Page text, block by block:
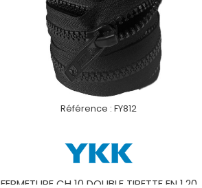
Référence : FY812
FERMETURE CH 10 DOUBLE TIRETTE EN 1.20